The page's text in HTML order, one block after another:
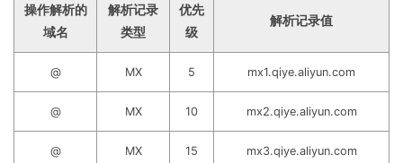
操作解析的
域名
解析记录
类型
优先
级
解析记录值
@ MX 5 mx1.qiye.aliyun.com
@ MX 10 mx2.qiye.aliyun.com
@ MX 15 mx3.qiye.aliyun.com